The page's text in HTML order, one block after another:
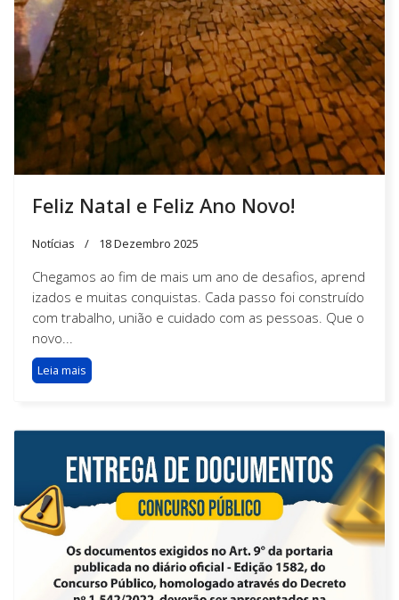
Feliz Natal e Feliz Ano Novo!
Notícias 18 Dezembro 2025
Chegamos ao fim de mais um ano de desafios, aprend
izados e muitas conquistas. Cada passo foi construído
com trabalho, união e cuidado com as pessoas. Que o
novo...
Leia mais